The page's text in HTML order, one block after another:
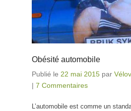
Obésité automobile
Publié le 22 mai 2015 par
| 7 Commentaires
L’automobile est comme un